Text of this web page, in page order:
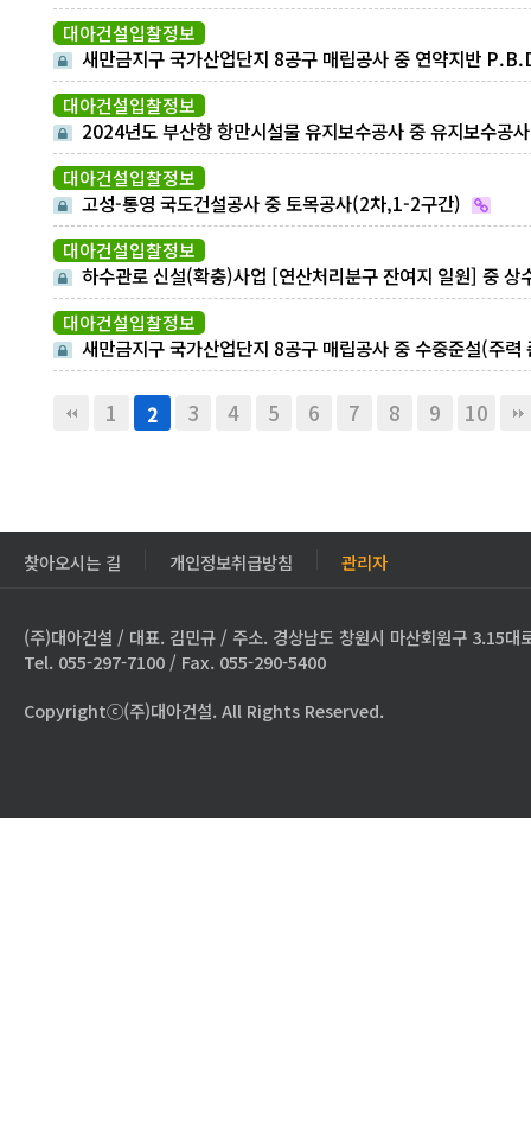
대아건설입찰정보
새만금지구 국가산업단지 8공구 매립공사 중 연약지반
타입공사
대아건설입찰정보
2024년도 부산항 항만시설물 유지보수공사 중 유지보수공사
대아건설입찰정보
고성-통영 국도건설공사 중 토목공사(2차,1-2구간)
대아건설입찰정보
하수관로 신설(확충)사업 [연산처리분구 잔여지 일원] 중 상
도공사(토공,상수도,포장)
대아건설입찰정보
새만금지구 국가산업단지 8공구 매립공사 중 수중준설(주력
설공사)
1 2 3 4 5 6 7 8 9 10
찾아오시는 길 개인정보취급방침 관리자
(주)대아건설 / 대표. 김민규 / 주소. 경상남도 창원시 마산회원구 3.15대
Tel. 055-297-7100 / Fax. 055-290-5400
Copyrightⓒ(주)대아건설. All Rights Reserved.